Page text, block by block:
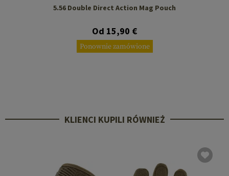
5.56 Double Direct Action Mag Pouch
Od 15,90 €
Ponownie zamówione
KLIENCI KUPILI RÓWNIEŻ